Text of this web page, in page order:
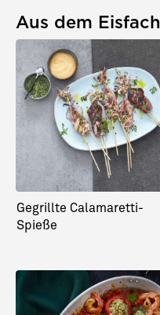
Kartoffelsalat
Aus dem Eisfach
Gegrillte Calamaretti-
Spieße